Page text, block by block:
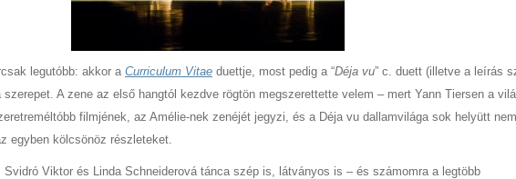
legutóbb: akkor a Curriculum Vitae duettje, most pedig a “Déja vu” c. duett (illetve a leírás
szerepet. A zene az első hangtól kezdve rögtön megszerettette velem – mert Yann Tiersen a
filmjének, az Amélie-nek zenéjét jegyzi, és a Déja vu dallamvilága sok helyütt
egyben kölcsönöz részleteket.
Viktor és Linda Schneiderová tánca szép is, látványos is – és számomra a legtöbb